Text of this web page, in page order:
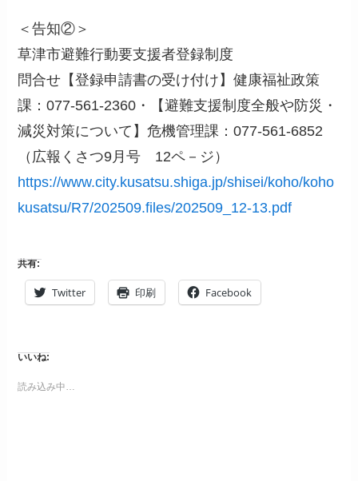
＜告知②＞
草津市避難行動要支援者登録制度
問合せ【登録申請書の受け付け】健康福祉政策
課：077-561-2360・【避難支援制度全般や防災・
減災対策について】危機管理課：077-561-6852
（広報くさつ9月号 12ペ－ジ）
https://www.city.kusatsu.shiga.jp/shisei/koho/koho
kusatsu/R7/202509.files/202509_12-13.pdf
共有:
Twitter 印刷 Facebook
いいね:
読み込み中…